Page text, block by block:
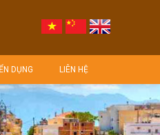
DỤNG LIÊN HỆ